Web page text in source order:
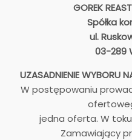
GOREK
Spółka
ul.
03-289
UZASADNIENIE WYBORU
W postępowaniu
jedna oferta. W
Zamawiający